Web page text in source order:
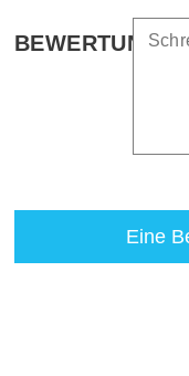
BEWERTUNG
Eine